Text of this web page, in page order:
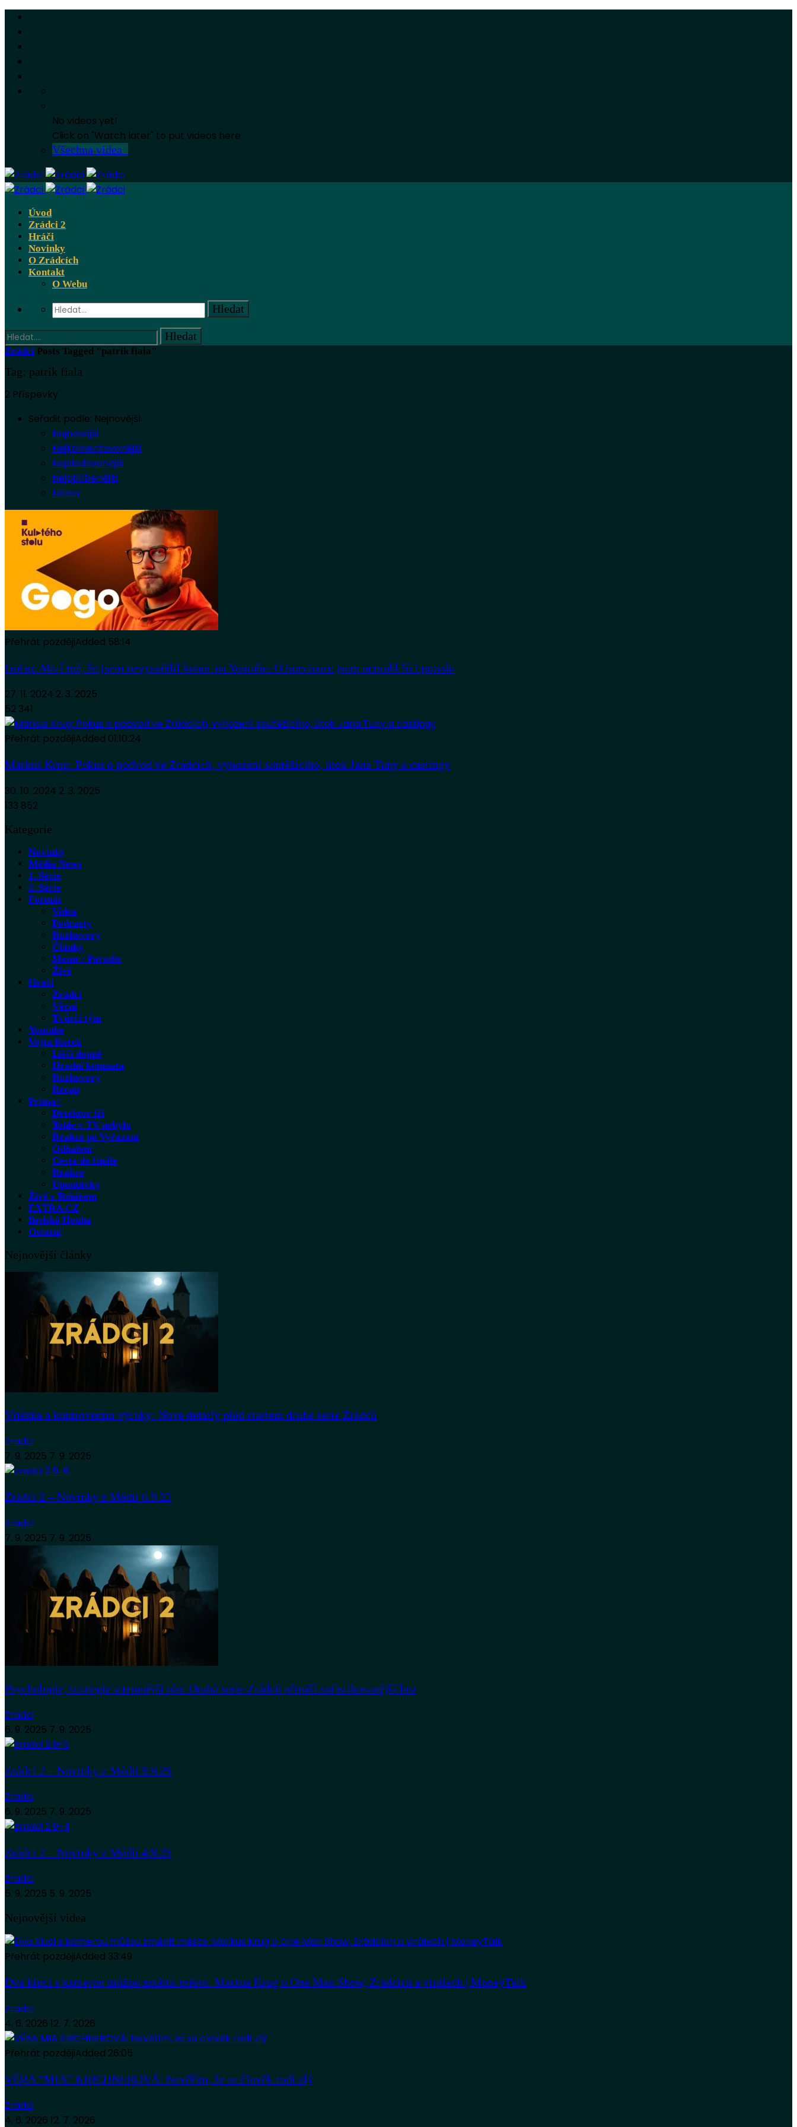
No videos yet!
Click on "Watch later" to put videos here
Všechna videa
Úvod
Zrádci 2
Hráči
Novinky
O Zrádcích
Kontakt
O Webu
Zrádci Posts Tagged "patrik fiala"
Tag: patrik fiala
2 Příspevky
Seřadit podle: Nejnovější
Nejnovější
Nejkomentovanější
Nejsledovanější
Nejoblíbenější
Název
Přehrát pozdějiAdded 58:14
GoGo: Mrzí mě, že jsem nevysvětlil konec na Youtube. O Survivoru jsem nemohl říci pravdu
27. 11. 2024 2. 3. 2025
52 341
Přehrát pozdějiAdded 01:10:24
Markus Krug: Pokus o podvod ve Zrádcích, vyhození soutěžícího, útok Jana Tuny a castingy
30. 10. 2024 2. 3. 2025
133 852
Kategorie
Novinky
Média News
1. Série
2. Série
Formát
Videa
Podcasty
Rozhovory
Články
Meme / Parodie
Živě
Hráči
Zrádci
Věrní
Tvůrčí tým
Youtube
Vojta Kotek
Liščí doupě
Hradní komnata
Rozhovory
Recap
Prima+
Detektor lži
Tohle v TV nebylo
Reakce po Vyřazení
Odhalení
Cesta do finále
Reakce
Upoutávky
Živě s Tuňákem
EXTRA.CZ
Brdská Houba
Ostatní
Nejnovější články
Vítězka a kontroverzní výroky: Nové detaily před startem druhé série Zrádců
Zradci
7. 9. 2025 7. 9. 2025
Zrádci 2 – Novinky z Médií 6.9.25
Zradci
7. 9. 2025 7. 9. 2025
Psychologie, strategie a temnější tón: Druhá série Zrádců přináší sofistikovanější hru
Zradci
6. 9. 2025 7. 9. 2025
Zrádci 2 – Novinky z Médií 5.9.25
Zradci
6. 9. 2025 7. 9. 2025
Zrádci 2 – Novinky z Médií 4.9.25
Zradci
5. 9. 2025 5. 9. 2025
Nejnovější videa
Přehrát pozdějiAdded 33:49
Dva kluci s kamerou můžou změnit město. Markus Krug o One Man Show, Zrádcích a virálech | MoneyTalk
Zradci
4. 6. 2026 12. 7. 2026
Přehrát pozdějiAdded 26:05
VĚRA “MIA” KIRCHNEROVÁ: Nevěřím, že se člověk rodí zlý
Zradci
4. 6. 2026 12. 7. 2026